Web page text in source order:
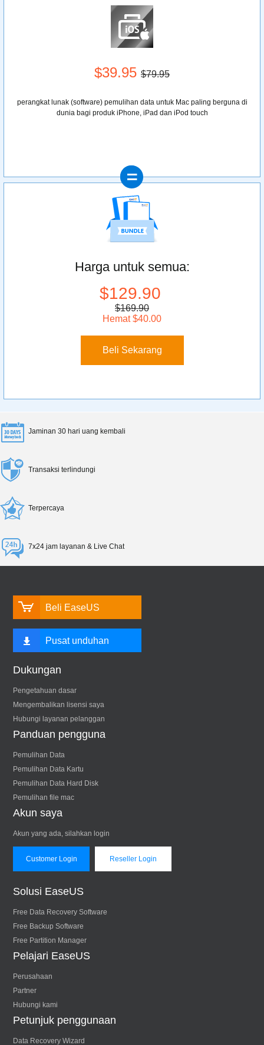
$39.95 $79.95
perangkat lunak (software) pemulihan data untuk Mac paling berguna di
dunia bagi produk iPhone, iPad dan iPod touch
Harga untuk semua:
$129.90
$169.90
Hemat $40.00
Beli Sekarang
Jaminan 30 hari uang kembali
Transaksi terlindungi
Terpercaya
7x24 jam layanan & Live Chat
Beli EaseUS
Pusat unduhan
Dukungan
Pengetahuan dasar
Mengembalikan lisensi saya
Hubungi layanan pelanggan
Panduan pengguna
Pemulihan Data
Pemulihan Data Kartu
Pemulihan Data Hard Disk
Pemulihan file mac
Akun saya
Akun yang ada, silahkan login
Customer Login Reseller Login
Solusi EaseUS
Free Data Recovery Software
Free Backup Software
Free Partition Manager
Pelajari EaseUS
Perusahaan
Partner
Hubungi kami
Petunjuk penggunaan
Data Recovery Wizard